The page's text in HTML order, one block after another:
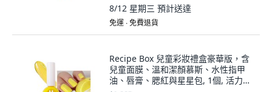
8/12 星期三 預計送達
免運 ∙ 免費退貨
Recipe Box 兒童彩妝禮盒豪華版，含
兒童面膜、溫和潔顏慕斯、水性指甲
油、唇膏、腮紅與星星包, 1個, 活力黃,